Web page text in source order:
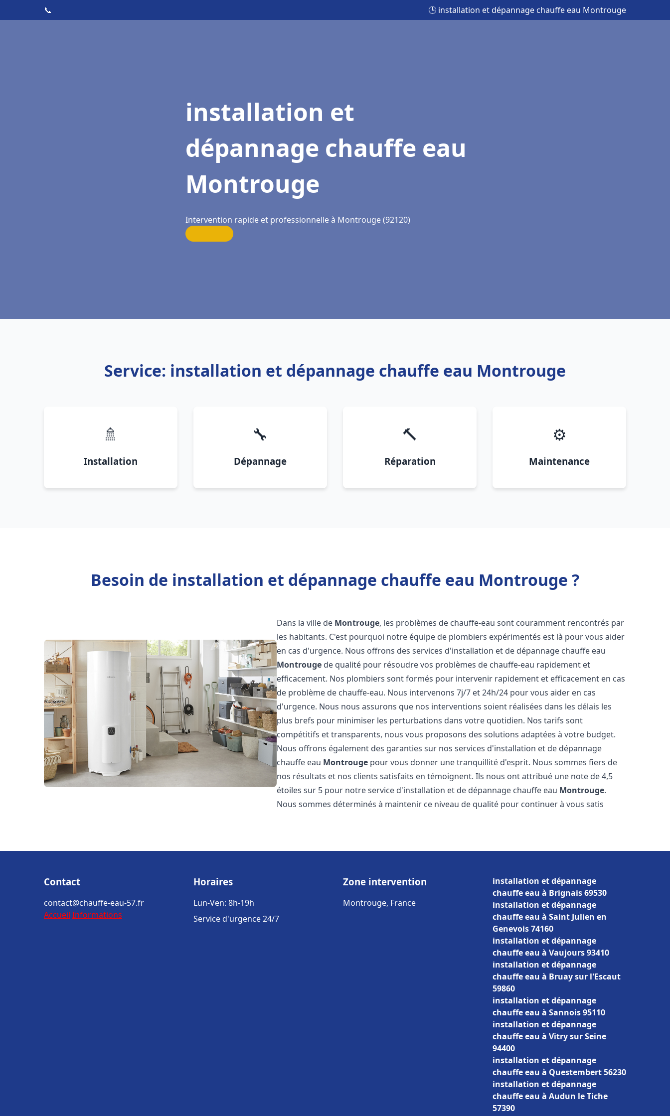
📞 🕒 installation et dépannage chauffe eau Montrouge
installation et
dépannage chauffe eau
Montrouge
Intervention rapide et professionnelle à Montrouge (92120)
Service: installation et dépannage chauffe eau Montrouge
🚿
Installation
🔧
Dépannage
🔨
Réparation
⚙️
Maintenance
Besoin de installation et dépannage chauffe eau Montrouge ?
Dans la ville de Montrouge, les problèmes de chauffe-eau sont couramment rencontrés par
les habitants. C'est pourquoi notre équipe de plombiers expérimentés est là pour vous aider
en cas d'urgence. Nous offrons des services d'installation et de dépannage chauffe eau
Montrouge de qualité pour résoudre vos problèmes de chauffe-eau rapidement et
efficacement. Nos plombiers sont formés pour intervenir rapidement et efficacement en cas
de problème de chauffe-eau. Nous intervenons 7j/7 et 24h/24 pour vous aider en cas
d'urgence. Nous nous assurons que nos interventions soient réalisées dans les délais les
plus brefs pour minimiser les perturbations dans votre quotidien. Nos tarifs sont
compétitifs et transparents, nous vous proposons des solutions adaptées à votre budget.
Nous offrons également des garanties sur nos services d'installation et de dépannage
chauffe eau Montrouge pour vous donner une tranquillité d'esprit. Nous sommes fiers de
nos résultats et nos clients satisfaits en témoignent. Ils nous ont attribué une note de 4,5
étoiles sur 5 pour notre service d'installation et de dépannage chauffe eau Montrouge.
Nous sommes déterminés à maintenir ce niveau de qualité pour continuer à vous satis
Contact
contact@chauffe-eau-57.fr
Accueil Informations
Horaires
Lun-Ven: 8h-19h
Service d'urgence 24/7
Zone intervention
Montrouge, France
installation et dépannage
chauffe eau à Brignais 69530
installation et dépannage
chauffe eau à Saint Julien en
Genevois 74160
installation et dépannage
chauffe eau à Vaujours 93410
installation et dépannage
chauffe eau à Bruay sur l'Escaut
59860
installation et dépannage
chauffe eau à Sannois 95110
installation et dépannage
chauffe eau à Vitry sur Seine
94400
installation et dépannage
chauffe eau à Questembert 56230
installation et dépannage
chauffe eau à Audun le Tiche
57390